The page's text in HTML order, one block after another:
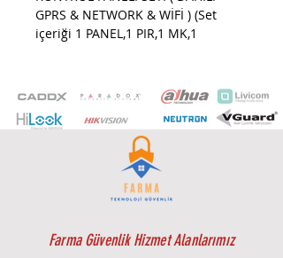
GPRS & NETWORK & WİFİ ) (Set
içeriği 1 PANEL,1 PIR,1 MK,1
Farma Güvenlik Hizmet Alanlarımız